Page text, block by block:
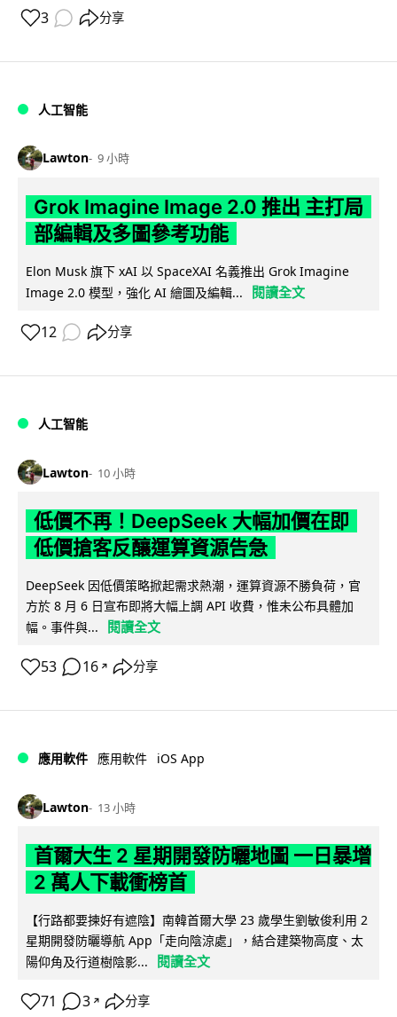
3 分享
人工智能
Lawton 9 小時
Grok Imagine Image 2.0 推出 主打局
部編輯及多圖參考功能
Elon Musk 旗下 xAI 以 SpaceXAI 名義推出 Grok Imagine
Image 2.0 模型，強化 AI 繪圖及編輯...
閱讀全文
12 分享
人工智能
Lawton 10 小時
低價不再！DeepSeek 大幅加價在即
低價搶客反釀運算資源告急
DeepSeek 因低價策略掀起需求熱潮，運算資源不勝負荷，官
方於 8 月 6 日宣布即將大幅上調 API 收費，惟未公布具體加
幅。事件與...
閱讀全文
53 16 ↗ 分享
應用軟件 應用軟件 iOS App
Lawton 13 小時
首爾大生 2 星期開發防曬地圖 一日暴增
2 萬人下載衝榜首
【行路都要揀好有遮陰】南韓首爾大學 23 歲學生劉敏俊利用 2
星期開發防曬導航 App「走向陰涼處」，結合建築物高度、太
陽仰角及行道樹陰影...
閱讀全文
71 3 ↗ 分享